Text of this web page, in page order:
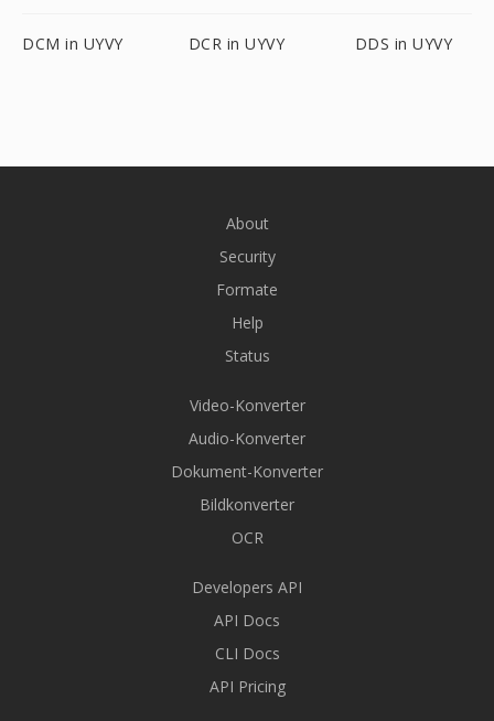
DCM in UYVY DCR in UYVY DDS in UYVY
About
Security
Formate
Help
Status
Video-Konverter
Audio-Konverter
Dokument-Konverter
Bildkonverter
OCR
Developers API
API Docs
CLI Docs
API Pricing